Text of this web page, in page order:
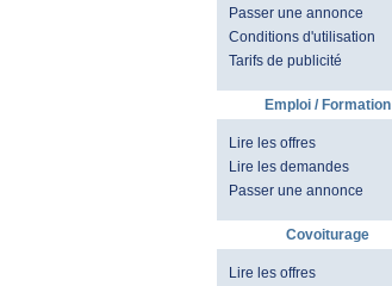
Passer une annonce
Conditions d'utilisation
Tarifs de publicité
Emploi / Formation
Lire les offres
Lire les demandes
Passer une annonce
Covoiturage
Lire les offres